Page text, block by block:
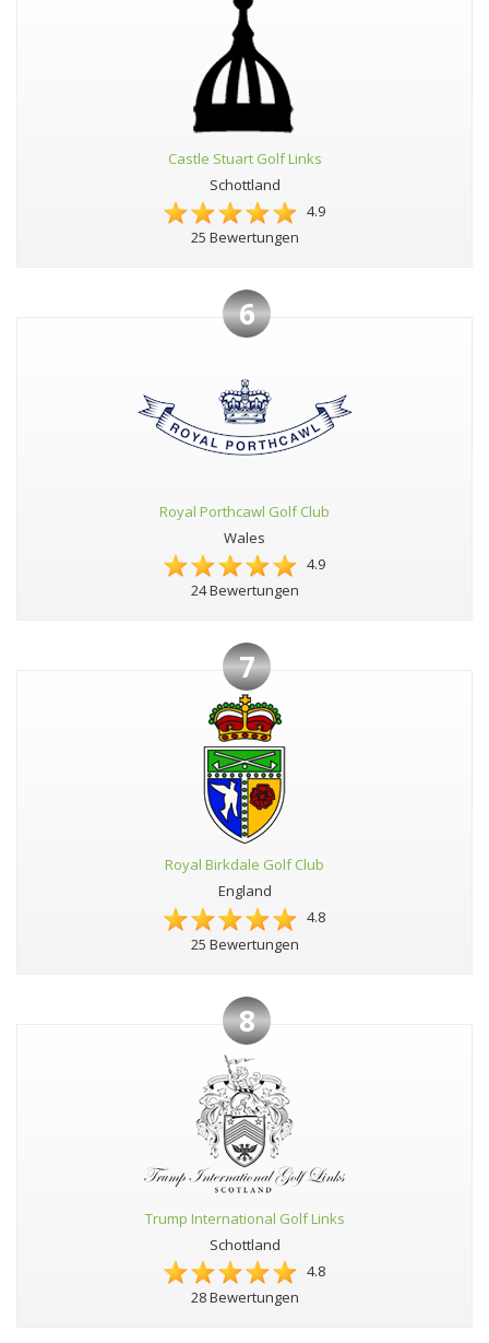
Castle Stuart Golf Links
Schottland
4.9
25 Bewertungen
6
Royal Porthcawl Golf Club
Wales
4.9
24 Bewertungen
7
Royal Birkdale Golf Club
England
4.8
25 Bewertungen
8
Trump International Golf Links
Schottland
4.8
28 Bewertungen